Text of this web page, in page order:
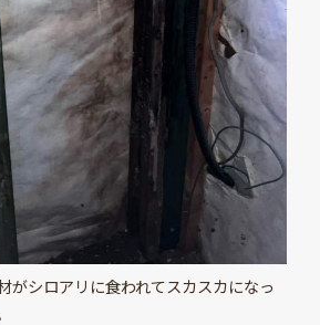
がシロアリに食われてスカスカになっ